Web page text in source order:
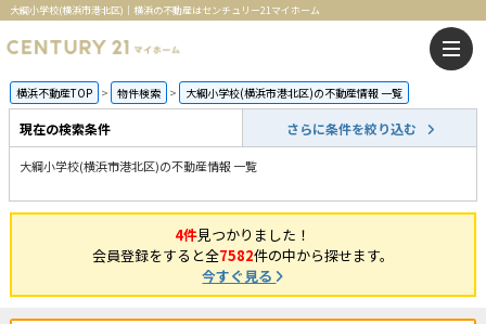
大綱小学校(横浜市港北区)｜横浜の不動産はセンチュリー21マイホーム
横浜不動産TOP 物件検索 大綱小学校(横浜市港北区)の不動産情報 一覧
現在の検索条件 さらに条件を絞り込む
大綱小学校(横浜市港北区)の不動産情報 一覧
4件見つかりました！
会員登録をすると全7582件の中から探せます。
今すぐ見る